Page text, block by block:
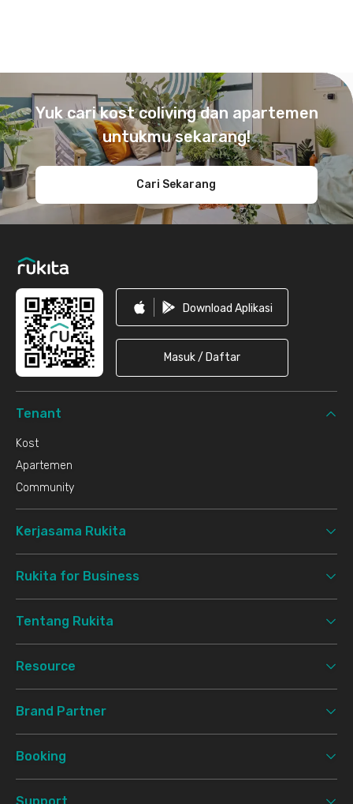
Yuk cari kost coliving dan apartemen
untukmu sekarang!
Cari Sekarang
Download Aplikasi
Masuk / Daftar
Tenant
Kost
Apartemen
Community
Kerjasama Rukita
Rukita for Business
Tentang Rukita
Resource
Brand Partner
Booking
Support